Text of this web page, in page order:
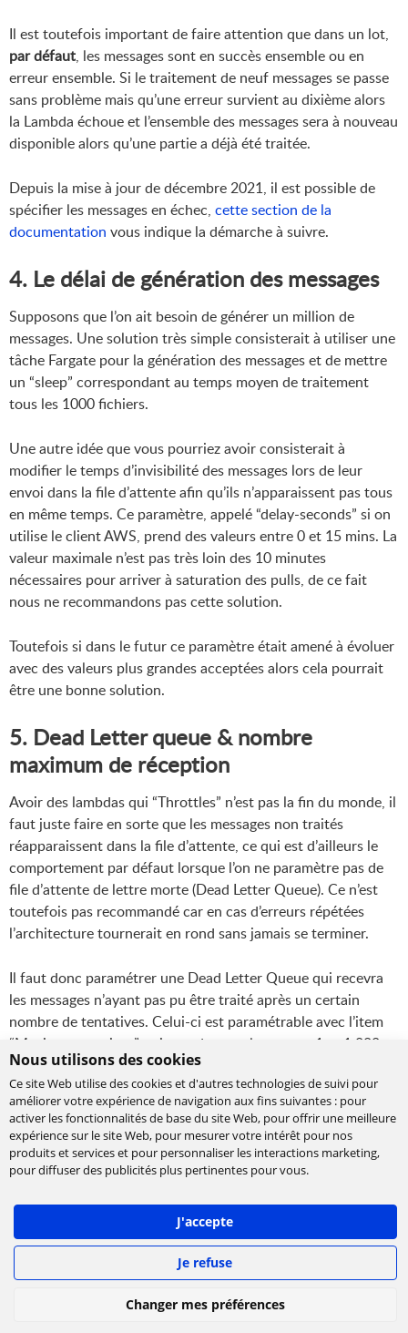
Nous utilisons des cookies
Ce site Web utilise des cookies et d'autres technologies de suivi pour
améliorer votre expérience de navigation aux fins suivantes : pour
activer les fonctionnalités de base du site Web, pour offrir une meilleure
expérience sur le site Web, pour mesurer votre intérêt pour nos
produits et services et pour personnaliser les interactions marketing,
pour diffuser des publicités plus pertinentes pour vous.
J'accepte
Je refuse
Changer mes préférences
Il est toutefois important de faire attention que dans un lot,
par défaut, les messages sont en succès ensemble ou en
erreur ensemble. Si le traitement de neuf messages se passe
sans problème mais qu’une erreur survient au dixième alors
la Lambda échoue et l’ensemble des messages sera à nouveau
disponible alors qu’une partie a déjà été traitée.
Depuis la mise à jour de décembre 2021, il est possible de
spécifier les messages en échec, cette section de la
documentation vous indique la démarche à suivre.
4. Le délai de génération des messages
Supposons que l’on ait besoin de générer un million de
messages. Une solution très simple consisterait à utiliser une
tâche Fargate pour la génération des messages et de mettre
un “sleep” correspondant au temps moyen de traitement
tous les 1000 fichiers.
Une autre idée que vous pourriez avoir consisterait à
modifier le temps d’invisibilité des messages lors de leur
envoi dans la file d’attente afin qu’ils n’apparaissent pas tous
en même temps. Ce paramètre, appelé “delay-seconds” si on
utilise le client AWS, prend des valeurs entre 0 et 15 mins. La
valeur maximale n’est pas très loin des 10 minutes
nécessaires pour arriver à saturation des pulls, de ce fait
nous ne recommandons pas cette solution.
Toutefois si dans le futur ce paramètre était amené à évoluer
avec des valeurs plus grandes acceptées alors cela pourrait
être une bonne solution.
5. Dead Letter queue & nombre
maximum de réception
Avoir des lambdas qui “Throttles” n’est pas la fin du monde, il
faut juste faire en sorte que les messages non traités
réapparaissent dans la file d’attente, ce qui est d’ailleurs le
comportement par défaut lorsque l’on ne paramètre pas de
file d’attente de lettre morte (Dead Letter Queue). Ce n’est
toutefois pas recommandé car en cas d’erreurs répétées
l’architecture tournerait en rond sans jamais se terminer.
Il faut donc paramétrer une Dead Letter Queue qui recevra
les messages n’ayant pas pu être traité après un certain
nombre de tentatives. Celui-ci est paramétrable avec l’item
“Maximum receives” qui prend une valeur entre 1 et 1 000.
Lorsqu’un message est lu, celui-ci devient invisible pendant
un certain temps avant de réapparaître. Les
recommandations d’AWS sur le sujet sont assez larges, elles
stipulent que le temps d’invisibilité d’un message doit être
supérieur à 3x le timeout d’une Lambda pour éviter qu’un
Adaptation de l’architecture pour des
calculs plus long
Dans le cas où le besoin nécessite de longs traitements